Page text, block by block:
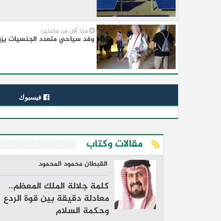
منذ أقل من ساعتين
وفد سياحي متعدد الجنسيات
فيسبوك
مقالات وكتاب
القبطان محمود المحمود
كلمة جلالة الملك المعظم..
معادلة دقيقة بين قوة الردع
وحكمة السلام